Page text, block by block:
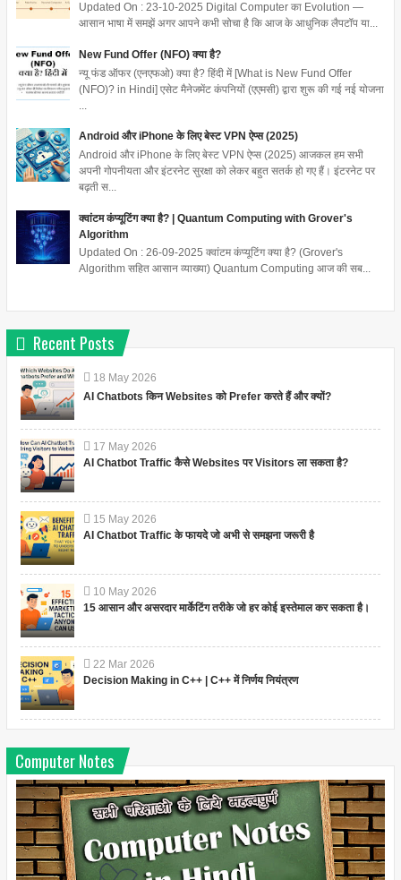
Updated On : 23-10-2025 Digital Computer का Evolution —
आसान भाषा में समझें अगर आपने कभी सोचा है कि आज के आधुनिक लैपटॉप या...
New Fund Offer (NFO) क्या है?
न्यू फंड ऑफर (एनएफओ) क्या है? हिंदी में [What is New Fund Offer
(NFO)? in Hindi] एसेट मैनेजमेंट कंपनियों (एएमसी) द्वारा शुरू की गई नई योजना
Android और iPhone के लिए बेस्ट VPN ऐप्स (2025)
Android और iPhone के लिए बेस्ट VPN ऐप्स (2025) आजकल हम सभी
अपनी गोपनीयता और इंटरनेट सुरक्षा को लेकर बहुत सतर्क हो गए हैं। इंटरनेट पर
बढ़ती स...
क्वांटम कंप्यूटिंग क्या है? | Quantum Computing with Grover's
Algorithm
Updated On : 26-09-2025 क्वांटम कंप्यूटिंग क्या है? (Grover's
Algorithm सहित आसान व्याख्या) Quantum Computing आज की सब...
Recent Posts
18 May 2026
AI Chatbots किन Websites को Prefer करते हैं और क्यों?
17 May 2026
AI Chatbot Traffic कैसे Websites पर Visitors ला सकता है?
15 May 2026
AI Chatbot Traffic के फायदे जो अभी से समझना जरूरी है
10 May 2026
15 आसान और असरदार मार्केटिंग तरीके जो हर कोई इस्तेमाल कर सकता है।
22 Mar 2026
Decision Making in C++ | C++ में निर्णय नियंत्रण
Computer Notes